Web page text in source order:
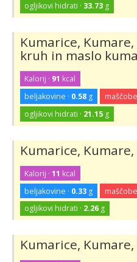
ogljikovi hidrati · 33.73 g
Kumarice,
kruh in maslo
Kalorij · 91 kcal
beljakovine · 0.58 g maščobe
ogljikovi hidrati · 21.15 g
Kumarice, Kumare,
Kalorij ·11 kcal
beljakovine · 0.33 g maščobe
ogljikovi hidrati · 2.26 g
Kumarice,